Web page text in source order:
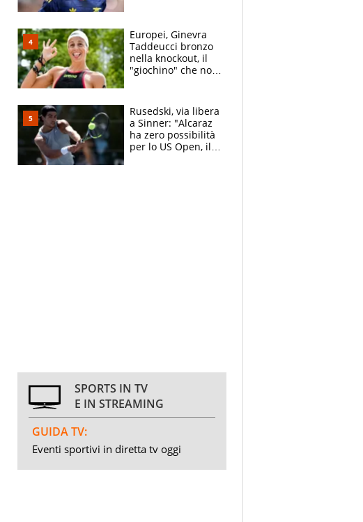
Lucca
Europei, Ginevra
Taddeucci bronzo
nella knockout, il
"giochino" che non
Rusedski, via libera
a Sinner: "Alcaraz
ha zero possibilità
per lo US Open, il
SPORTS IN TV
E IN STREAMING
GUIDA TV:
Eventi sportivi in diretta tv oggi